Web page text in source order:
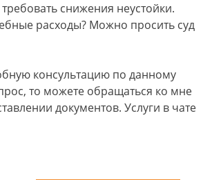
снижения неустойки.
расходы? Можно просить суд
консультацию по данному
то можете обращаться ко мне
документов. Услуги в чате